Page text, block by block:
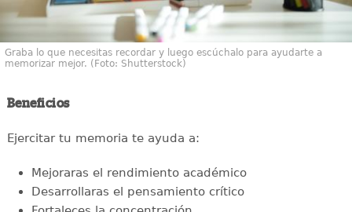
Graba lo que necesitas recordar y luego escúchalo para ayudarte a
memorizar mejor. (Foto: Shutterstock)
Beneficios
Ejercitar tu memoria te ayuda a:
Mejoraras el rendimiento académico
Desarrollaras el pensamiento crítico